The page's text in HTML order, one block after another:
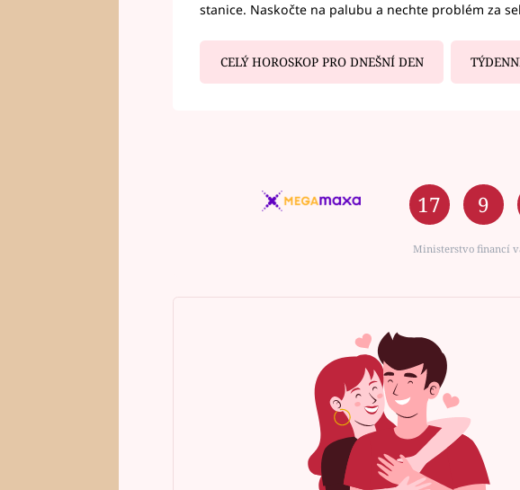
stanice. Naskočte na palubu a nechte problém za
CELÝ HOROSKOP PRO DNEŠNÍ DEN
17 9
Ministerstvo financí